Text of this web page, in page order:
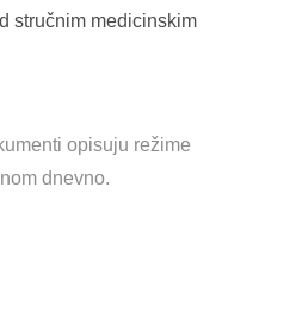
stručnim medicinskim
opisuju režime
dnevno.